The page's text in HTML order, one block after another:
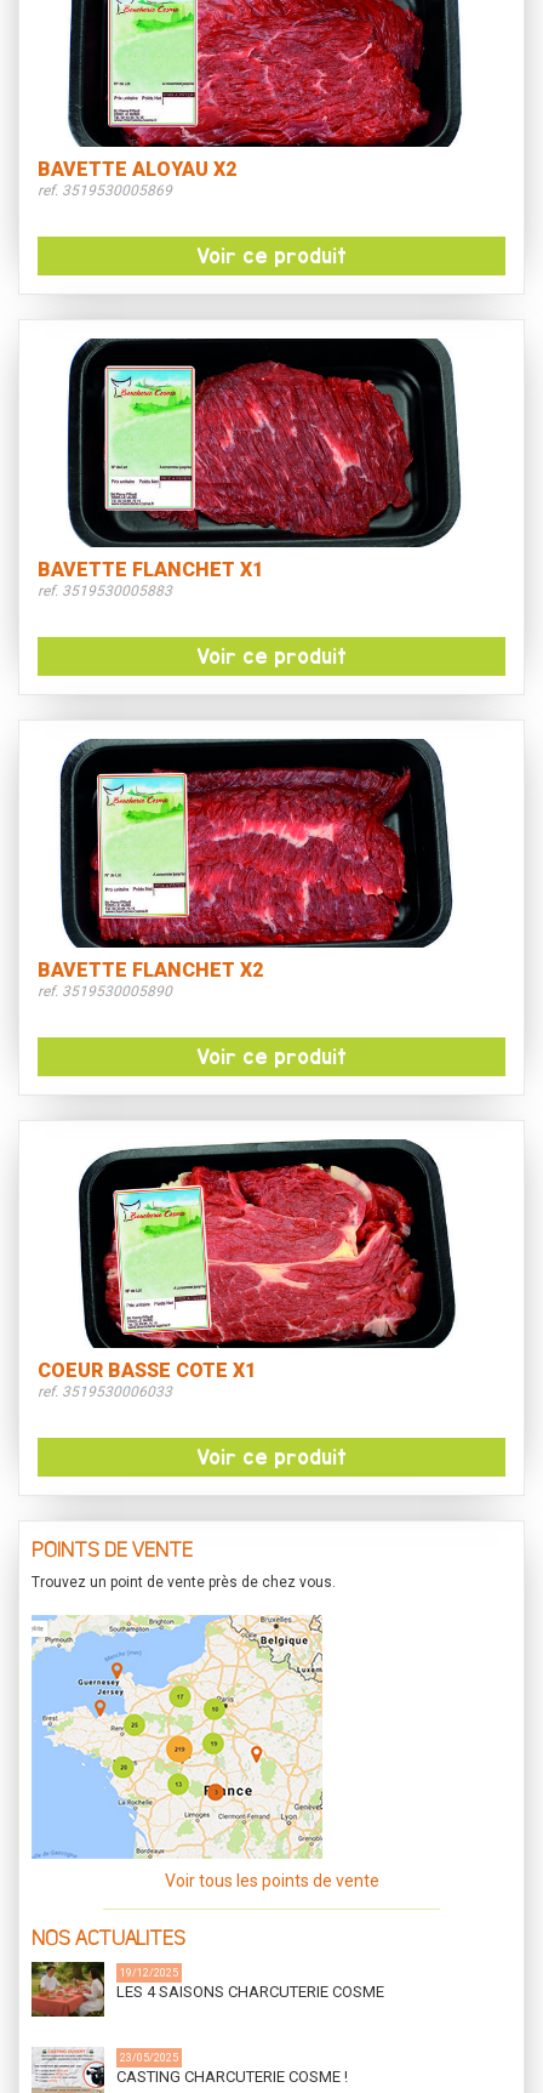
BAVETTE ALOYAU X2
ref. 3519530005869
Voir ce produit
BAVETTE FLANCHET X1
ref. 3519530005883
Voir ce produit
BAVETTE FLANCHET X2
ref. 3519530005890
Voir ce produit
COEUR BASSE COTE X1
ref. 3519530006033
Voir ce produit
POINTS DE VENTE
Trouvez un point de vente près de chez vous.
Voir tous les points de vente
NOS ACTUALITES
19/12/2025
LES 4 SAISONS CHARCUTERIE COSME
23/05/2025
CASTING CHARCUTERIE COSME !